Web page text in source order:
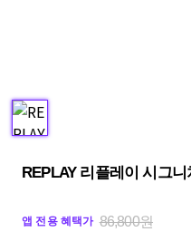
REPLAY 리플레이 시그
앱 전용 혜택가 86,800원